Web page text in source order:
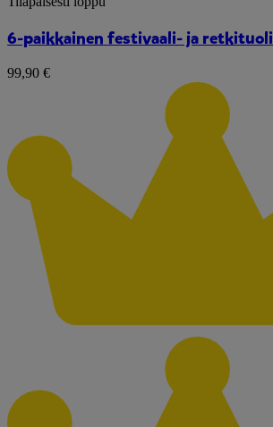
6-paikkainen festivaali- ja retkituoli
99,90 €